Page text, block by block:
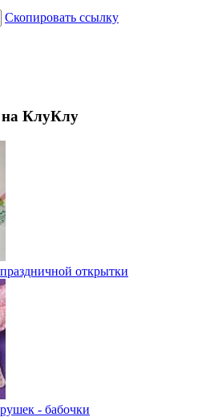
Скопировать ссылку
КлуКлу
открытки
- бабочки